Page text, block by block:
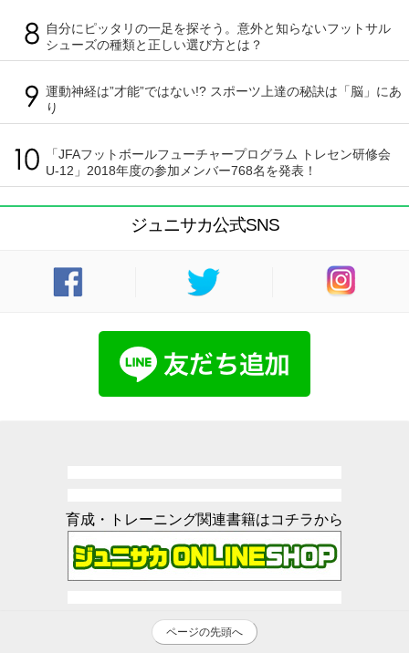
自分にピッタリの一足を探そう。意外と知らないフットサル
シューズの種類と正しい選び方とは？
運動神経は”才能”ではない!? スポーツ上達の秘訣は「脳」にあ
り
「JFAフットボールフューチャープログラム トレセン研修会
U-12」2018年度の参加メンバー768名を発表！
ジュニサカ公式SNS
育成・トレーニング関連書籍はコチラから
ページの先頭へ